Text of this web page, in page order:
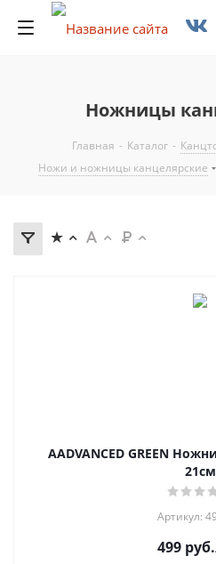
Ножницы
Главная - Каталог -
Ножи и ножницы канцелярские
AADVANCED GREEN
21см
Артикул:
499руб.